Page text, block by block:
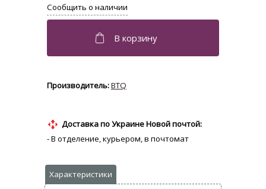
BTQ
Доставка по Украине Новой почтой:
- В отделение, курьером, в почтомат